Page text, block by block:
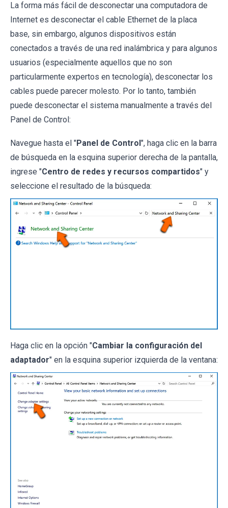
La forma más fácil de desconectar una computadora de
Internet es desconectar el cable Ethernet de la placa
base, sin embargo, algunos dispositivos están
conectados a través de una red inalámbrica y para algunos
usuarios (especialmente aquellos que no son
particularmente expertos en tecnología), desconectar los
cables puede parecer molesto. Por lo tanto, también
puede desconectar el sistema manualmente a través del
Panel de Control:
Navegue hasta el "Panel de Control", haga clic en la barra
de búsqueda en la esquina superior derecha de la pantalla,
ingrese "Centro de redes y recursos compartidos" y
seleccione el resultado de la búsqueda:
Haga clic en la opción "Cambiar la configuración del
adaptador" en la esquina superior izquierda de la ventana: